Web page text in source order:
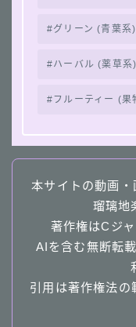
グリーン (青葉系)
ハーバル (薬草系)
フルーティー (果
本サイトの動画
瑠璃地
著作権はCジ
AIを含む無断転
引用は著作権法の